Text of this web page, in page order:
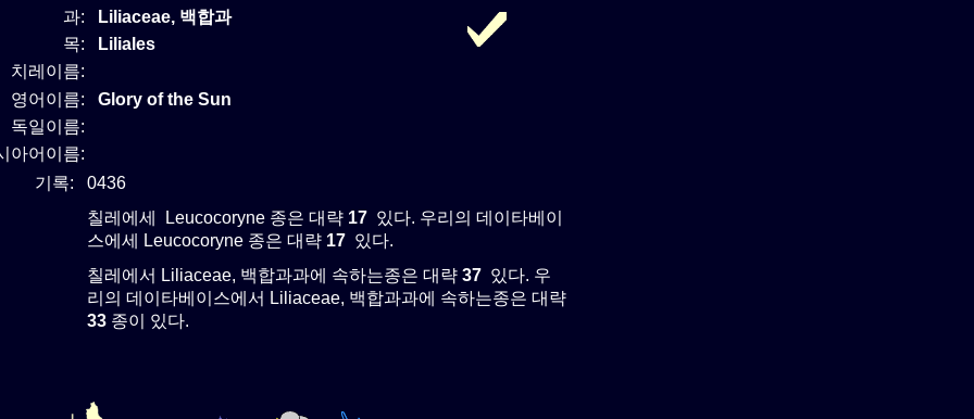
과:
Liliaceae, 백합과
목:
Liliales
치레이름:
영어이름:
Glory of the Sun
독일이름:
아어이름:
기록:
0436
칠레에세 Leucocoryne 종은 대략 17 있다. 우리의 데이타베이
스에세 Leucocoryne 종은 대략 17 있다.
칠레에서 Liliaceae, 백합과과에 속하는종은 대략 37 있다. 우
리의 데이타베이스에서 Liliaceae, 백합과과에 속하는종은 대략
33 종이 있다.